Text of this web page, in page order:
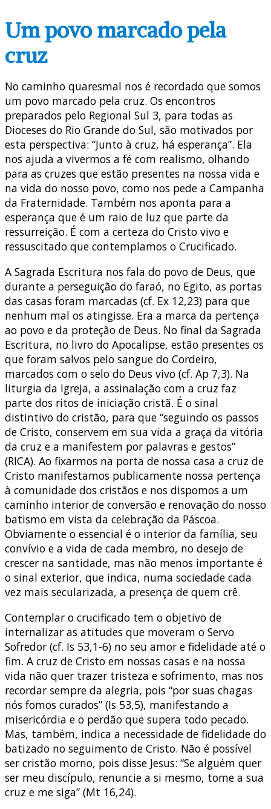
Um povo marcado pela
cruz
No caminho quaresmal nos é recordado que somos
um povo marcado pela cruz. Os encontros
preparados pelo Regional Sul 3, para todas as
Dioceses do Rio Grande do Sul, são motivados por
esta perspectiva: “Junto à cruz, há esperança”. Ela
nos ajuda a vivermos a fé com realismo, olhando
para as cruzes que estão presentes na nossa vida e
na vida do nosso povo, como nos pede a Campanha
da Fraternidade. Também nos aponta para a
esperança que é um raio de luz que parte da
ressurreição. É com a certeza do Cristo vivo e
ressuscitado que contemplamos o Crucificado.
A Sagrada Escritura nos fala do povo de Deus, que
durante a perseguição do faraó, no Egito, as portas
das casas foram marcadas (cf. Ex 12,23) para que
nenhum mal os atingisse. Era a marca da pertença
ao povo e da proteção de Deus. No final da Sagrada
Escritura, no livro do Apocalipse, estão presentes os
que foram salvos pelo sangue do Cordeiro,
marcados com o selo do Deus vivo (cf. Ap 7,3). Na
liturgia da Igreja, a assinalação com a cruz faz
parte dos ritos de iniciação cristã. É o sinal
distintivo do cristão, para que “seguindo os passos
de Cristo, conservem em sua vida a graça da vitória
da cruz e a manifestem por palavras e gestos”
(RICA). Ao fixarmos na porta de nossa casa a cruz de
Cristo manifestamos publicamente nossa pertença
à comunidade dos cristãos e nos dispomos a um
caminho interior de conversão e renovação do nosso
batismo em vista da celebração da Páscoa.
Obviamente o essencial é o interior da família, seu
convívio e a vida de cada membro, no desejo de
crescer na santidade, mas não menos importante é
o sinal exterior, que indica, numa sociedade cada
vez mais secularizada, a presença de quem crê.
Contemplar o crucificado tem o objetivo de
internalizar as atitudes que moveram o Servo
Sofredor (cf. Is 53,1-6) no seu amor e fidelidade até o
fim. A cruz de Cristo em nossas casas e na nossa
vida não quer trazer tristeza e sofrimento, mas nos
recordar sempre da alegria, pois “por suas chagas
nós fomos curados” (Is 53,5), manifestando a
misericórdia e o perdão que supera todo pecado.
Mas, também, indica a necessidade de fidelidade do
batizado no seguimento de Cristo. Não é possível
ser cristão morno, pois disse Jesus: “Se alguém quer
ser meu discípulo, renuncie a si mesmo, tome a sua
cruz e me siga” (Mt 16,24).